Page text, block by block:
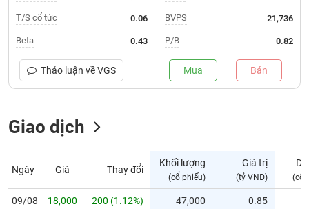
Trạng
thái
phiếu
thị
trường
yết
Niêm
T/S cổ tức 0.06
Beta 0.43
BVPS 21,736
P/B 0.82
Thảo luận vềVGS Mua Bán
Giao dịch
Ngày Giá Thay đổi
Khối lượng
(cổ phiếu)
Giá trị
(tỷ VNĐ) (cổ
09/08 18,000 200 (1.12%) 47,000 0.85
NGÀNH
NGHIỆP
CỔ